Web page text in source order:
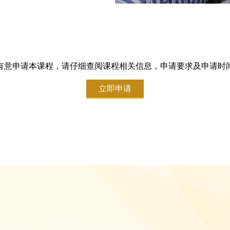
意申请本课程，请仔细查阅课程相关信息，申请要求及申请时
立即申请